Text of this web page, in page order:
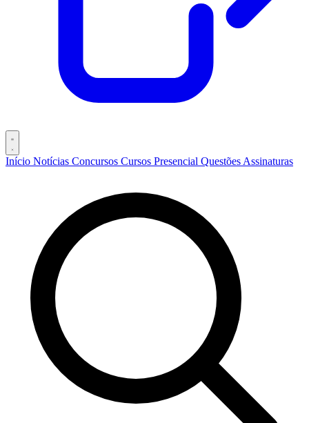
Início Notícias Concursos Cursos Presencial Questões Assinaturas